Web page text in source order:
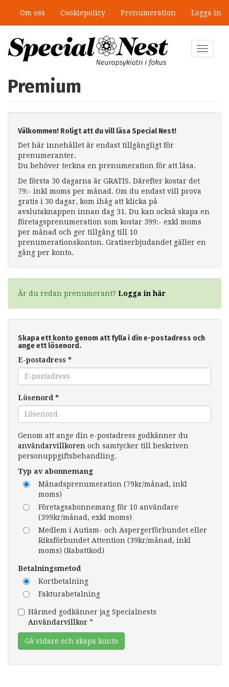
huvudinnehåll
Om oss Cookiepolicy Prenumeration Logga in
Toggle
Premium
Välkommen! Roligt att du vill läsa Special Nest!
Det här innehållet är endast tillgängligt för
prenumeranter.
Du behöver teckna en prenumeration för att läsa.
De första 30 dagarna är GRATIS. Därefter kostar det
79:- inkl moms per månad. Om du endast vill prova
gratis i 30 dagar, kom ihåg att klicka på
avslutaknappen innan dag 31. Du kan också skapa en
företagsprenumeration som kostar 399:- exkl moms
per månad och ger tillgång till 10
prenumerationskonton. Gratiserbjudandet gäller en
gång per konto.
Är du redan prenumerant? Logga in här
Skapa ett konto genom att fylla i din e-postadress och
ange ett lösenord.
E-postadress *
Lösenord *
Genom att ange din e-postadress godkänner du
användarvillkoren och samtycker till beskriven
personuppgiftsbehandling.
Typ av abonnemang
Månadsprenumeration (79kr/månad, inkl
moms)
Företagsabonnemang för 10 användare
(399kr/månad, exkl moms)
Medlem i Autism- och Aspergerförbundet eller
Riksförbundet Attention (39kr/månad, inkl
moms) (Rabattkod)
Betalningsmetod
Kortbetalning
Fakturabetalning
Härmed godkänner jag Specialnests
Användarvillkor *
Gå vidare och skapa konto